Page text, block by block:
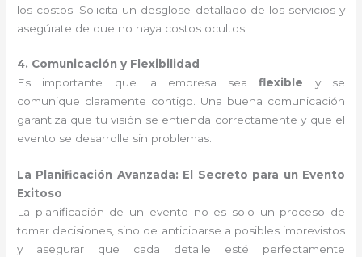
los costos. Solicita un desglose detallado de los servicios y
asegúrate de que no haya costos ocultos.
4. Comunicación y Flexibilidad
Es importante que la empresa seaflexible y se
comunique claramente contigo. Una buena comunicación
garantiza que tu visión se entienda correctamente y que el
evento se desarrolle sin problemas.
La Planificación Avanzada: El Secreto para un Evento
Exitoso
La planificación de un evento no es solo un proceso de
tomar decisiones, sino de anticiparse a posibles imprevistos
y asegurar que cada detalle esté perfectamente